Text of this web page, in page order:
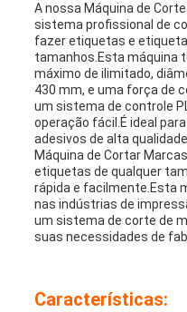
A nossa Máquina de
sistema profissional de
fazer etiquetas e
tamanhos.Esta máquina
máximo de ilimitado,
430 mm, e uma força de
um sistema de controle
operação fácil.É ideal
adesivos de alta
Máquina de Cortar
etiquetas de qualquer
rápida e facilmente.Esta
nas indústrias de
um sistema de corte de
suas necessidades de
Características: